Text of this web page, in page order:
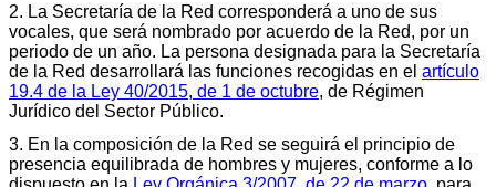
2. La Secretaría de la Red corresponderá a uno de sus
vocales, que será nombrado por acuerdo de la Red, por un
periodo de un año. La persona designada para la Secretaría
de la Red desarrollará las funciones recogidas en el artículo
19.4 de la Ley 40/2015, de 1 de octubre, de Régimen
Jurídico del Sector Público.
3. En la composición de la Red se seguirá el principio de
presencia equilibrada de hombres y mujeres, conforme a lo